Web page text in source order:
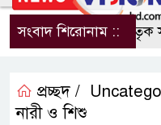
সংবাদ শিরোনাম ::
পৈতৃক
প্রচ্ছদ /
নারী ও শিশু